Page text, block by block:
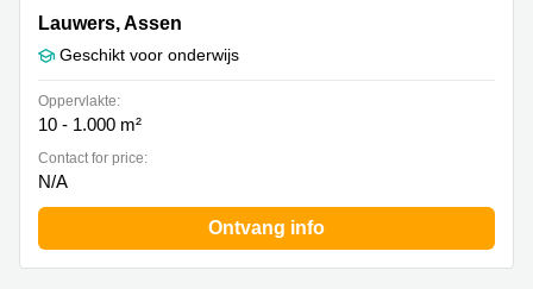
Lauwers 9, Assen
Lauwers, Assen
Geschikt voor onderwijs
Oppervlakte:
10 - 1.000 m²
Contact for price:
N/A
Ontvang info